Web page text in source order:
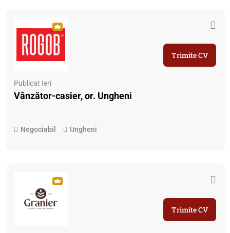
Publicat Ieri
Vânzător-casier, or. Ungheni
Negociabil Ungheni
Trimite CV
Trimite CV